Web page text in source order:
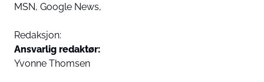
MSN, Google News,
Redaksjon:
Ansvarlig redaktør:
Yvonne Thomsen